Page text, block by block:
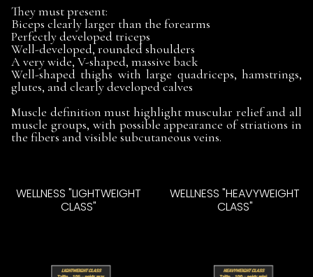
They must present:
Biceps clearly larger than the forearms
Perfectly developed triceps
Well-developed, rounded shoulders
A very wide, V-shaped, massive back
Well-shaped thighs with large quadriceps, hamstrings,
glutes, and clearly developed calves
Muscle definition must highlight muscular relief and all
muscle groups, with possible appearance of striations in
the fibers and visible subcutaneous veins.
WELLNESS "LIGHTWEIGHT
CLASS"
WELLNESS "HEAVYWEIGHT
CLASS"